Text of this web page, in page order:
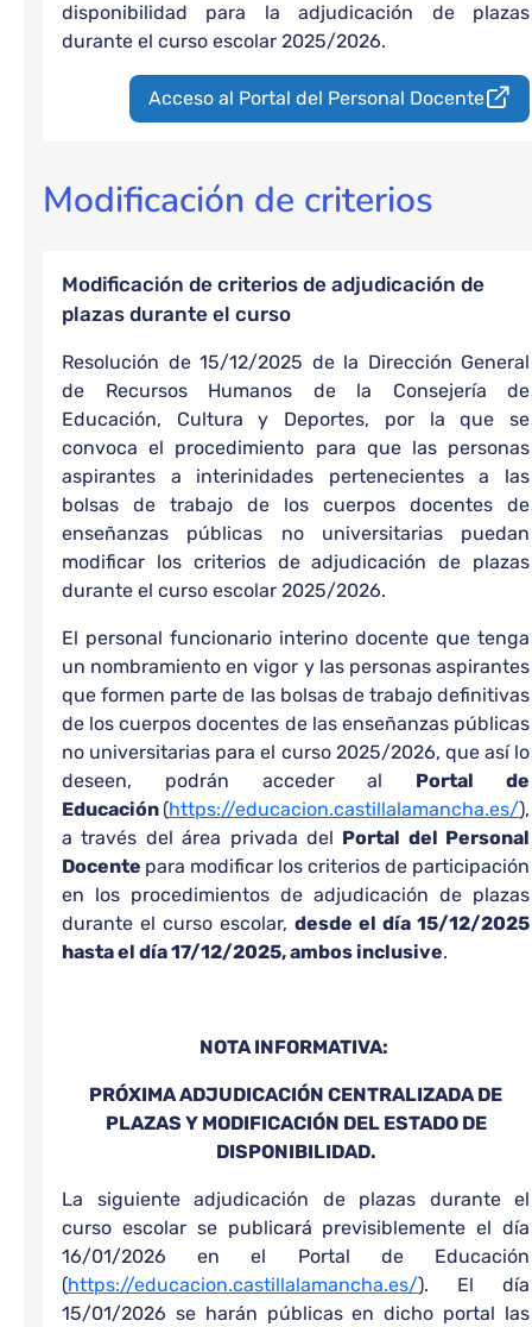
disponibilidad para la adjudicación de plazas
durante el curso escolar 2025/2026.
Acceso al Portal del Personal Docente
Modificación de criterios
Modificación de criterios de adjudicación de
plazas durante el curso
Resolución de 15/12/2025 de la Dirección General
de Recursos Humanos de la Consejería de
Educación, Cultura y Deportes, por la que se
convoca el procedimiento para que las personas
aspirantes a interinidades pertenecientes a las
bolsas de trabajo de los cuerpos docentes de
enseñanzas públicas no universitarias puedan
modificar los criterios de adjudicación de plazas
durante el curso escolar 2025/2026.
El personal funcionario interino docente que tenga
un nombramiento en vigor y las personas aspirantes
que formen parte de las bolsas de trabajo definitivas
de los cuerpos docentes de las enseñanzas públicas
no universitarias para el curso 2025/2026, que así lo
deseen, podrán acceder al Portal de
Educación (https://educacion.castillalamancha.es/),
a través del área privada del Portal del Personal
Docente para modificar los criterios de participación
en los procedimientos de adjudicación de plazas
durante el curso escolar, desde el día 15/12/2025
hasta el día 17/12/2025, ambos inclusive.
NOTA INFORMATIVA:
PRÓXIMA ADJUDICACIÓN CENTRALIZADA DE
PLAZAS Y MODIFICACIÓN DEL ESTADO DE
DISPONIBILIDAD.
La siguiente adjudicación de plazas durante el
curso escolar se publicará previsiblemente el día
16/01/2026 en el Portal de Educación
(https://educacion.castillalamancha.es/). El día
15/01/2026 se harán públicas en dicho portal las